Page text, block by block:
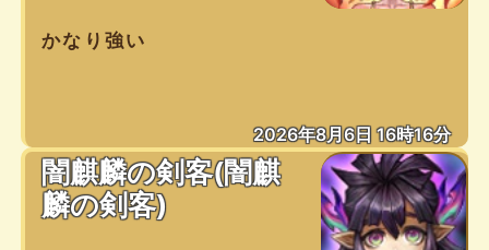
かなり強い
2026年8月6日 16時16分
闇麒麟の剣客(闇麒
麟の剣客)